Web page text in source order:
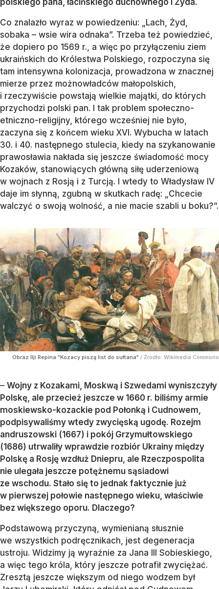
Co znalazło wyraz w powiedzeniu: „Lach, Żyd,
sobaka – wsie wira odnaka”. Trzeba też powiedzieć,
że dopiero po 1569 r., a więc po przyłączeniu ziem
ukraińskich do Królestwa Polskiego, rozpoczyna się
tam intensywna kolonizacja, prowadzona w znacznej
mierze przez możnowładców małopolskich,
i rzeczywiście powstają wielkie majątki, do których
przychodzi polski pan. I tak problem społeczno-
etniczno-religijny, którego wcześniej nie było,
zaczyna się z końcem wieku XVI. Wybucha w latach
30. i 40. następnego stulecia, kiedy na szykanowanie
prawosławia nakłada się jeszcze świadomość mocy
Kozaków, stanowiących główną siłę uderzeniową
w wojnach z Rosją i z Turcją. I wtedy to Władysław IV
daje im słynną, zgubną w skutkach radę: „Chcecie
walczyć o swoją wolność, a nie macie szabli u boku?”.
Obraz Ilji Repina "Kozacy piszą list do sułtana" / Źródło: Wikimedia Commons
– Wojny z Kozakami, Moskwą i Szwedami wyniszczyły
Polskę, ale przecież jeszcze w 1660 r. biliśmy armie
moskiewsko-kozackie pod Połonką i Cudnowem,
podpisywaliśmy wtedy zwycięską ugodę. Rozejm
andruszowski (1667) i pokój Grzymułtowskiego
(1686) utrwaliły wprawdzie rozbiór Ukrainy między
Polskę a Rosję wzdłuż Dniepru, ale Rzeczpospolita
nie ulegała jeszcze potężnemu sąsiadowi
ze wschodu. Stało się to jednak faktycznie już
w pierwszej połowie następnego wieku, właściwie
bez większego oporu. Dlaczego?
Podstawową przyczyną, wymienianą słusznie
we wszystkich podręcznikach, jest degeneracja
ustroju. Widzimy ją wyraźnie za Jana III Sobieskiego,
a więc tego króla, który jeszcze potrafił zwyciężać.
Zresztą jeszcze większym od niego wodzem był